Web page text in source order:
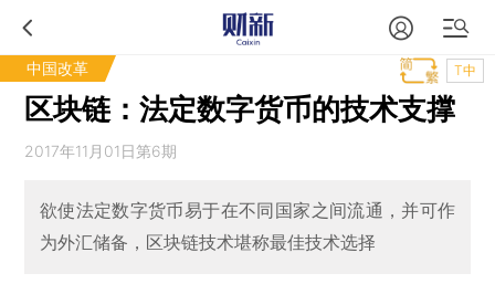
中国改革 T中
区块链：法定数字货币的技术支撑
2017年11月01日第6期
欲使法定数字货币易于在不同国家之间流通，并可作
为外汇储备，区块链技术堪称最佳技术选择